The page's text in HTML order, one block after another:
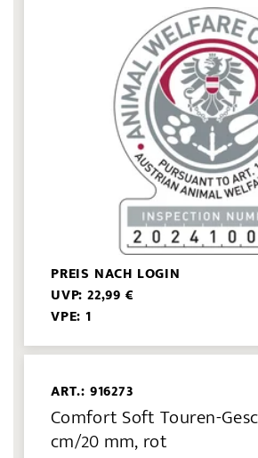
PREIS NACH LOGIN
UVP: 22,99 €
VPE: 1
ART.: 916273
Comfort Soft Touren-
cm/20 mm, rot